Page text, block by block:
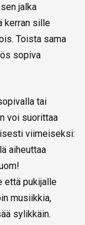
jalka
kerran sille
Toista sama
sopiva
tai
voi suorittaa
viimeiseksi:
aiheuttaa
että pukijalle
musiikkia,
sylikkäin.